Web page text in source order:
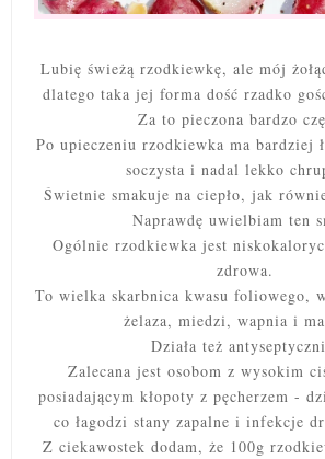
Lubię świeżą rzodkiewkę, ale mój
dlatego taka jej forma dość rzadko
Za to pieczona bardzo
Po upieczeniu rzodkiewka ma bardziej
soczysta i nadal lekko
Świetnie smakuje na ciepło, jak
Naprawdę uwielbiam ten
Ogólnie rzodkiewka jest
zdrowa.
To wielka skarbnica kwasu foliowego,
żelaza, miedzi, wapnia i
Działa też
Zalecana jest osobom z wysokim
posiadającym kłopoty z pęcherzem -
co łagodzi stany zapalne i infekcje
Z ciekawostek dodam, że 100g